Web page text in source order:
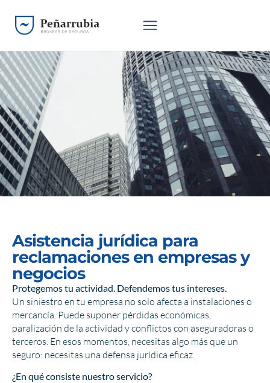
Asistencia jurídica para
reclamaciones en empresas y
negocios
Protegemos tu actividad. Defendemos tus intereses.
Un siniestro en tu empresa no solo afecta a instalaciones o
mercancía. Puede suponer pérdidas económicas,
paralización de la actividad y conflictos con aseguradoras o
terceros. En esos momentos, necesitas algo más que un
seguro: necesitas una defensa jurídica eficaz.
¿En qué consiste nuestro servicio?